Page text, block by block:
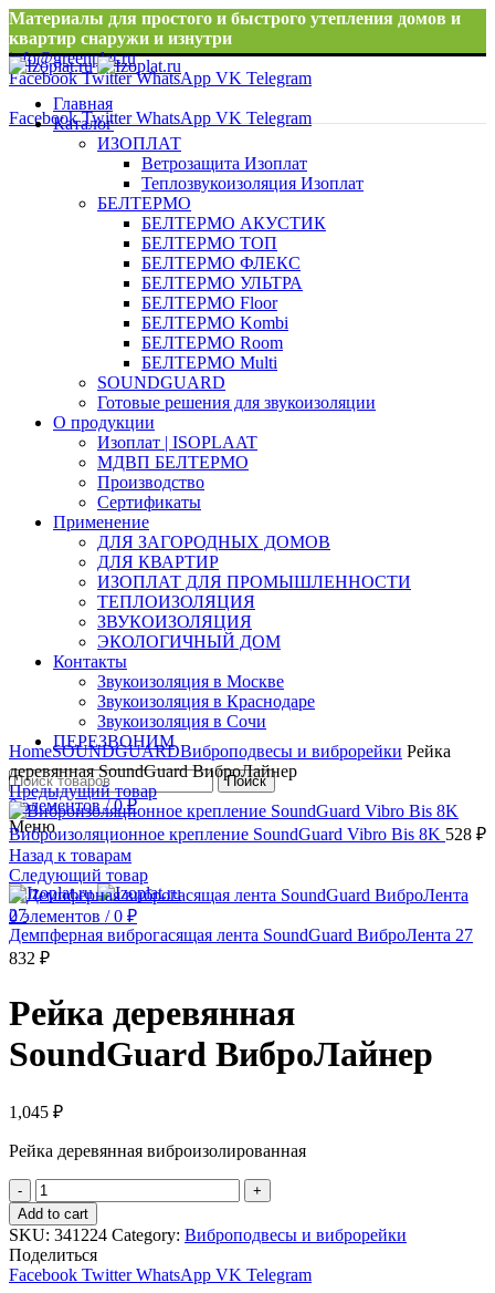
Материалы для простого и быстрого утепления домов и
квартир снаружи и изнутри
info@greenplat.ru
Facebook Twitter WhatsApp VK Telegram
8 996 533 10 46
Facebook Twitter WhatsApp VK Telegram
Главная
Каталог
ИЗОПЛАТ
Ветрозащита Изоплат
Теплозвукоизоляция Изоплат
БЕЛТЕРМО
БЕЛТЕРМО АКУСТИК
БЕЛТЕРМО ТОП
БЕЛТЕРМО ФЛЕКС
БЕЛТЕРМО УЛЬТРА
БЕЛТЕРМО Floor
БЕЛТЕРМО Kombi
БЕЛТЕРМО Room
БЕЛТЕРМО Multi
SOUNDGUARD
Готовые решения для звукоизоляции
О продукции
Изоплат | ISOPLAAT
МДВП БЕЛТЕРМО
Производство
Сертификаты
Применение
ДЛЯ ЗАГОРОДНЫХ ДОМОВ
ДЛЯ КВАРТИР
ИЗОПЛАТ ДЛЯ ПРОМЫШЛЕННОСТИ
ТЕПЛОИЗОЛЯЦИЯ
ЗВУКОИЗОЛЯЦИЯ
ЭКОЛОГИЧНЫЙ ДОМ
Контакты
Звукоизоляция в Москве
Звукоизоляция в Краснодаре
Звукоизоляция в Сочи
ПЕРЕЗВОНИМ
Поиск
0элементов / 0₽
Меню
0элементов / 0 ₽
Нажмите, чтобы увеличить
HomeSOUNDGUARDВиброподвесы и виброрейки Рейка
деревянная SoundGuard ВиброЛайнер
Предыдущий товар
Виброизоляционное крепление SoundGuard Vibro Bis 8K 528 ₽
Назад к товарам
Следующий товар
Демпферная виброгасящая лента SoundGuard ВиброЛента 27
832 ₽
Рейка деревянная
SoundGuard ВиброЛайнер
1,045 ₽
Рейка деревянная виброизолированная
Quantity
Add to cart
SKU: 341224 Category: Виброподвесы и виброрейки
Поделиться
Facebook Twitter WhatsApp VK Telegram